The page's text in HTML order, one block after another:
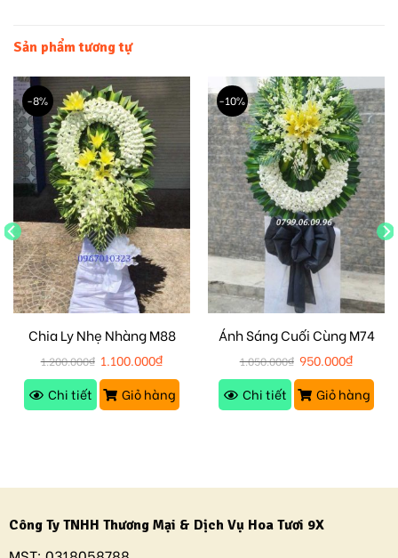
Sản phẩm tương tự
-8%
Chia Ly Nhẹ Nhàng M88
1.200.000₫ 1.100.000₫
Chi tiết
Giỏ hàng
-10%
Ánh Sáng Cuối Cùng M74
1.050.000₫ 950.000₫
Chi tiết
Giỏ hàng
Công Ty TNHH Thương Mại & Dịch Vụ Hoa Tươi 9X